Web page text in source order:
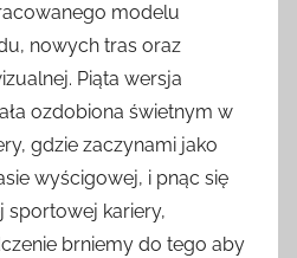
modelu
nowych tras oraz
Piąta wersja
ozdobiona świetnym w
gdzie zaczynami jako
wyścigowej, i pnąc się
sportowej kariery,
brniemy do tego aby